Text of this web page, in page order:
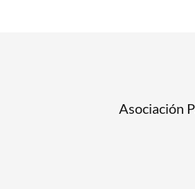
Asociación